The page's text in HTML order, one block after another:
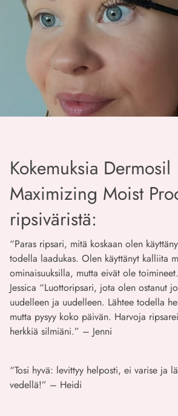
Kokemuksia Dermosil
Maximizing Moist
ripsiväristä:
“Paras ripsari, mitä koskaan olen
todella laadukas. Olen käyttänyt kalliita
ominaisuuksilla, mutta eivät ole
Jessica “Luottoripsari, jota olen ostanut
uudelleen ja uudelleen. Lähtee todella
mutta pysyy koko päivän. Harvoja
herkkiä silmiäni.” – Jenni
“Tosi hyvä: levittyy helposti, ei varise ja
vedellä!” – Heidi